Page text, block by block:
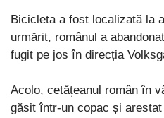
Bicicleta a fost localizată la
urmărit, românul a
fugit pe jos în direcția
Acolo, cetățeanul român în
găsit într-un copac și